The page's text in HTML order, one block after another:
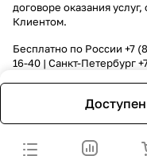
договоре оказания
Клиентом.
Бесплатно по России +7
16-40 | Санкт-Петербург